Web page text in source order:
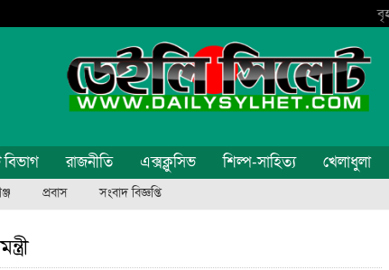
বিভাগ রাজনীতি এক্সক্লুসিভ শিল্প-সাহিত্য খেলাধুলা
প্রবাস সংবাদ বিজ্ঞপ্তি